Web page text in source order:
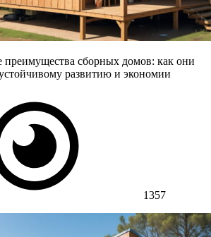
преимущества сборных домов: как они
развитию и экономии
1357